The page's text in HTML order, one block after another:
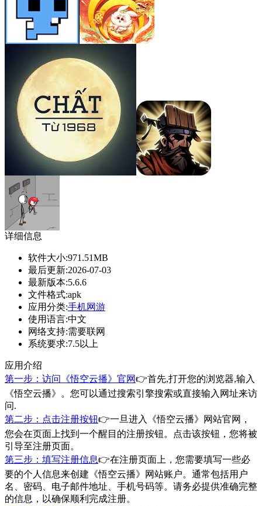
详细信息
软件大小:971.51MB
最后更新:2026-07-03
最新版本:5.6.6
文件格式:apk
应用分类:手机网游
使用语言:中文
网络支持:需要联网
系统要求:7.5以上
应用介绍
第一步：访问《悟空云播》官网👉首先,打开您的浏览器,输入
《悟空云播》。您可以通过搜索引擎搜索或直接输入网址来访
问.
第二步：点击注册按钮👉一旦进入《悟空云播》网站官网，
您会在页面上找到一个醒目的注册按钮。点击该按钮，您将被
引导至注册页面。
第三步：填写注册信息👉在注册页面上，您需要填写一些必
要的个人信息来创建《悟空云播》网站账户。通常包括用户
名、密码、电子邮件地址、手机号码等。请务必提供准确完整
的信息，以确保顺利完成注册。